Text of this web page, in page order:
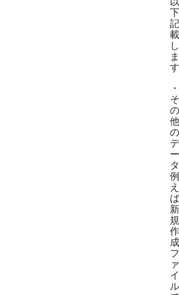
下
記
載
し
ま
・
そ
の
他
の
デ
ー
タ
例
え
ば
新
規
作
成
フ
ァ
イ
ル